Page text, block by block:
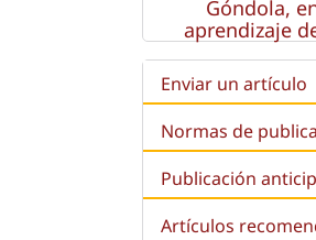
Góndola,
aprendizaje
Enviar un artículo
Normas de
Publicación
Artículos